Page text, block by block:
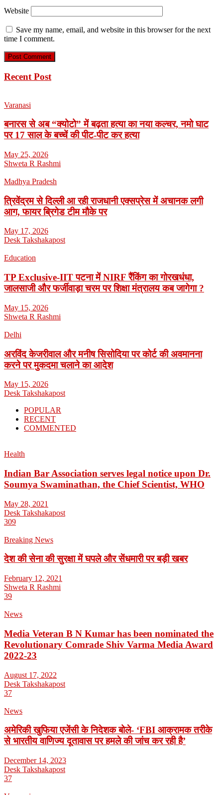
Website
Save my name, email, and website in this browser for the next
time I comment.
Recent Post
Varanasi
बनारस से अब “क्योटो” में बढ़ता हत्या का नया कल्चर, नमो घाट
पर 17 साल के बच्चें की पीट-पीट कर हत्या
May 25, 2026
Shweta R Rashmi
Madhya Pradesh
त्रिवेंद्रम से दिल्ली आ रही राजधानी एक्सप्रेस में अचानक लगी
आग, फायर ब्रिगेड टीम मौके पर
May 17, 2026
Desk Takshakapost
Education
TP Exclusive-IIT पटना में NIRF रैंकिंग का गोरखधंधा,
जालसाजी और फर्जीवाड़ा चरम पर शिक्षा मंत्रालय कब जागेगा ?
May 15, 2026
Shweta R Rashmi
Delhi
अरविंद केजरीवाल और मनीष सिसोदिया पर कोर्ट की अवमानना
करने पर मुकदमा चलाने का आदेश
May 15, 2026
Desk Takshakapost
POPULAR
RECENT
COMMENTED
Health
Indian Bar Association serves legal notice upon Dr.
Soumya Swaminathan, the Chief Scientist, WHO
May 28, 2021
Desk Takshakapost
309
Breaking News
देश की सेना की सुरक्षा में घपले और सेंधमारी पर बड़ी खबर
February 12, 2021
Shweta R Rashmi
39
News
Media Veteran B N Kumar has been nominated the
Revolutionary Comrade Shiv Varma Media Award
2022-23
August 17, 2022
Desk Takshakapost
37
News
अमेरिकी खुफिया एजेंसी के निदेशक बोले- ‘FBI आक्रामक तरीके
से भारतीय वाणिज्य दूतावास पर हमले की जांच कर रही है’
December 14, 2023
Desk Takshakapost
37